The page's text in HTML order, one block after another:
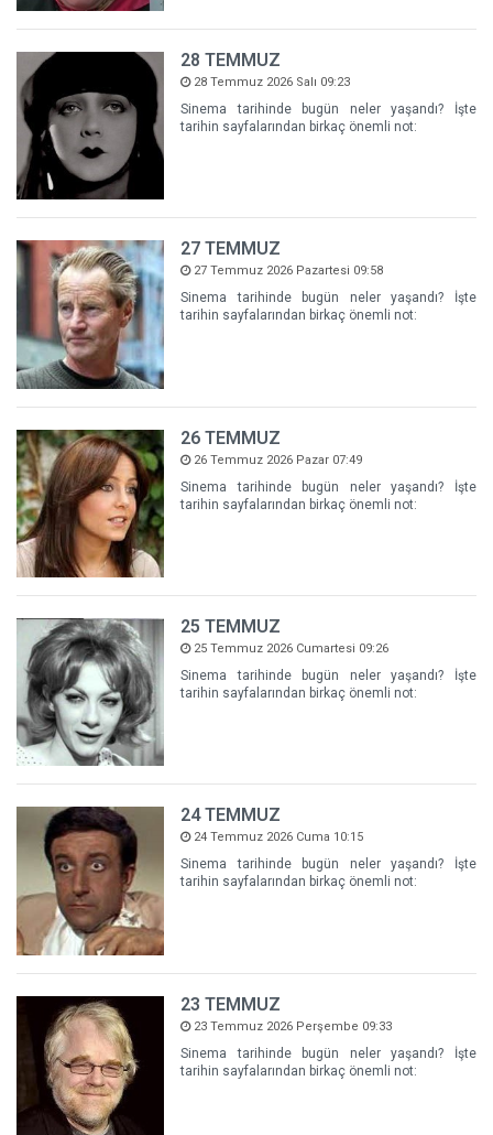
28 TEMMUZ
28 Temmuz 2026 Salı 09:23
Sinema tarihinde bugün neler yaşandı? İşte
tarihin sayfalarından birkaç önemli not:
27 TEMMUZ
27 Temmuz 2026 Pazartesi 09:58
Sinema tarihinde bugün neler yaşandı? İşte
tarihin sayfalarından birkaç önemli not:
26 TEMMUZ
26 Temmuz 2026 Pazar 07:49
Sinema tarihinde bugün neler yaşandı? İşte
tarihin sayfalarından birkaç önemli not:
25 TEMMUZ
25 Temmuz 2026 Cumartesi 09:26
Sinema tarihinde bugün neler yaşandı? İşte
tarihin sayfalarından birkaç önemli not:
24 TEMMUZ
24 Temmuz 2026 Cuma 10:15
Sinema tarihinde bugün neler yaşandı? İşte
tarihin sayfalarından birkaç önemli not:
23 TEMMUZ
23 Temmuz 2026 Perşembe 09:33
Sinema tarihinde bugün neler yaşandı? İşte
tarihin sayfalarından birkaç önemli not: